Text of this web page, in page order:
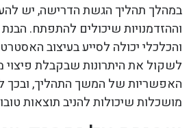
במהלך תהליך הגשת הדרישה, יש
וההזדמנויות שיכולים להתפתח.
והכלכלי יכולה לסייע בעיצוב
לשקול את היתרונות שבקבלת פיצוי
האפשריות של המשך התהליך, ובכך
מושכלות שיכולות להניב תוצאות